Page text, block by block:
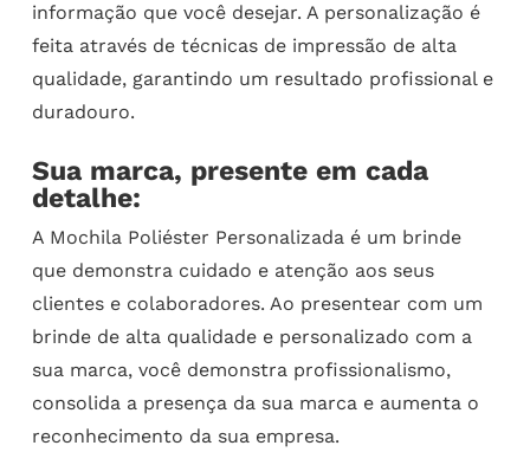
informação que você desejar. A personalização é
feita através de técnicas de impressão de alta
qualidade, garantindo um resultado profissional e
duradouro.
Sua marca, presente em cada
detalhe:
A Mochila Poliéster Personalizada é um brinde
que demonstra cuidado e atenção aos seus
clientes e colaboradores. Ao presentear com um
brinde de alta qualidade e personalizado com a
sua marca, você demonstra profissionalismo,
consolida a presença da sua marca e aumenta o
reconhecimento da sua empresa.